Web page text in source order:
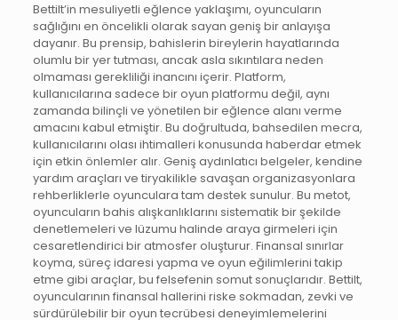
Bettilt’in mesuliyetli eğlence yaklaşımı, oyuncuların
sağlığını en öncelikli olarak sayan geniş bir anlayışa
dayanır. Bu prensip, bahislerin bireylerin hayatlarında
olumlu bir yer tutması, ancak asla sıkıntılara neden
olmaması gerekliliği inancını içerir. Platform,
kullanıcılarına sadece bir oyun platformu değil, aynı
zamanda bilinçli ve yönetilen bir eğlence alanı verme
amacını kabul etmiştir. Bu doğrultuda, bahsedilen mecra,
kullanıcılarını olası ihtimalleri konusunda haberdar etmek
için etkin önlemler alır. Geniş aydınlatıcı belgeler, kendine
yardım araçları ve tiryakilikle savaşan organizasyonlara
rehberliklerle oyunculara tam destek sunulur. Bu metot,
oyuncuların bahis alışkanlıklarını sistematik bir şekilde
denetlemeleri ve lüzumu halinde araya girmeleri için
cesaretlendirici bir atmosfer oluşturur. Finansal sınırlar
koyma, süreç idaresi yapma ve oyun eğilimlerini takip
etme gibi araçlar, bu felsefenin somut sonuçlarıdır. Bettilt,
oyuncularının finansal hallerini riske sokmadan, zevki ve
sürdürülebilir bir oyun tecrübesi deneyimlemelerini